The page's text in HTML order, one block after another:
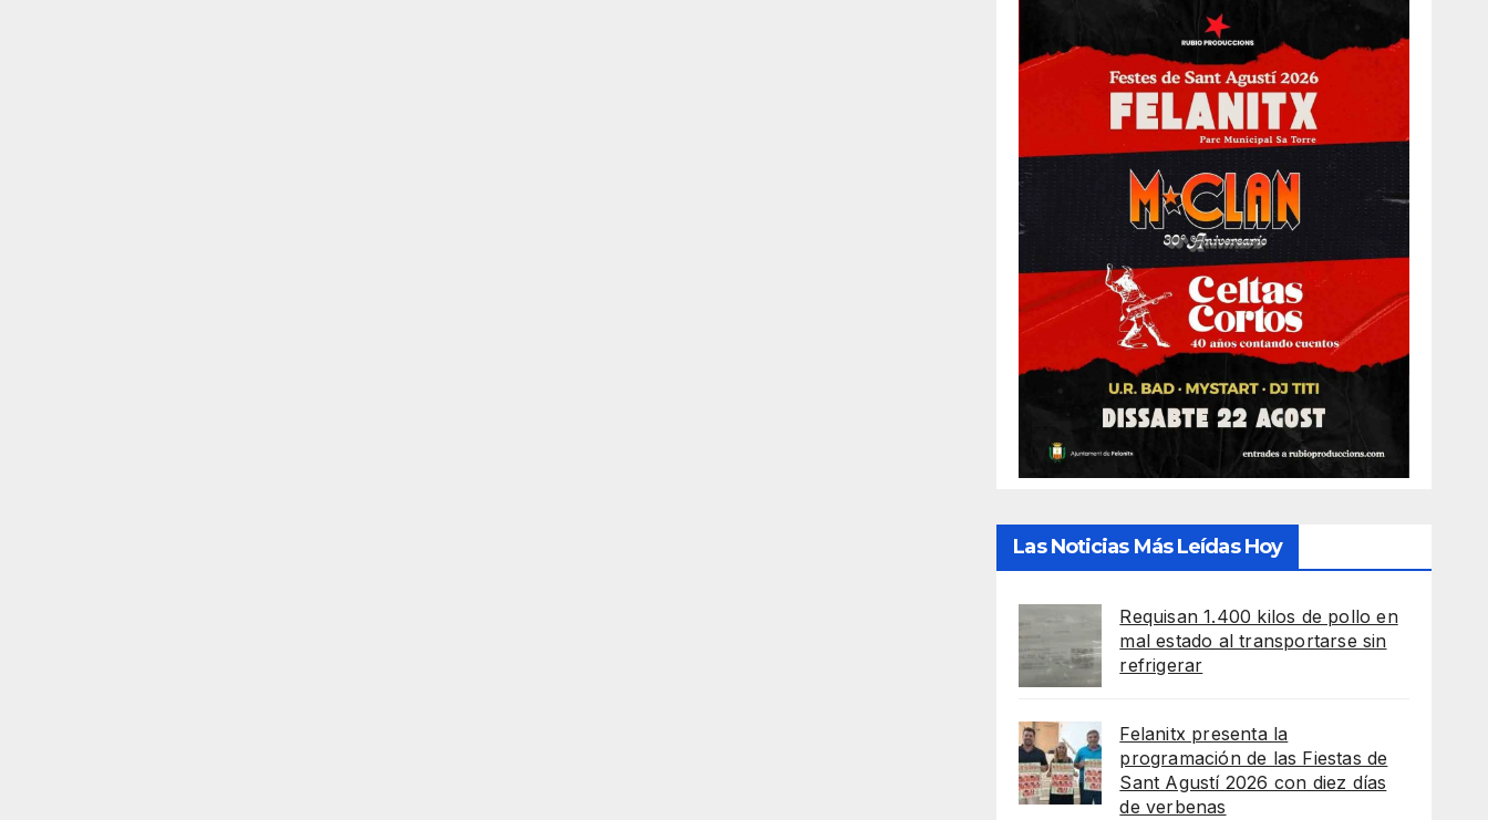
Las Noticias Más Leídas Hoy
Requisan 1.400 kilos de pollo en
mal estado al transportarse sin
refrigerar
Felanitx presenta la
programación de las Fiestas de
Sant Agustí 2026 con diez días
de verbenas